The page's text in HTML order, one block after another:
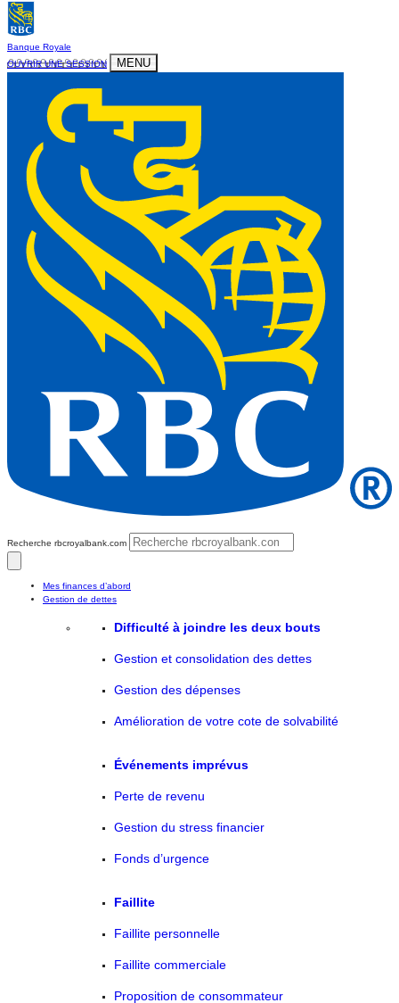
Banque Royale
OUVRIR UNE SESSION
MENU
Recherche rbcroyalbank.com
Mes finances d’abord
Gestion de dettes
Difficulté à joindre les deux bouts
Gestion et consolidation des dettes
Gestion des dépenses
Amélioration de votre cote de solvabilité
Événements imprévus
Perte de revenu
Gestion du stress financier
Fonds d’urgence
Faillite
Faillite personnelle
Faillite commerciale
Proposition de consommateur